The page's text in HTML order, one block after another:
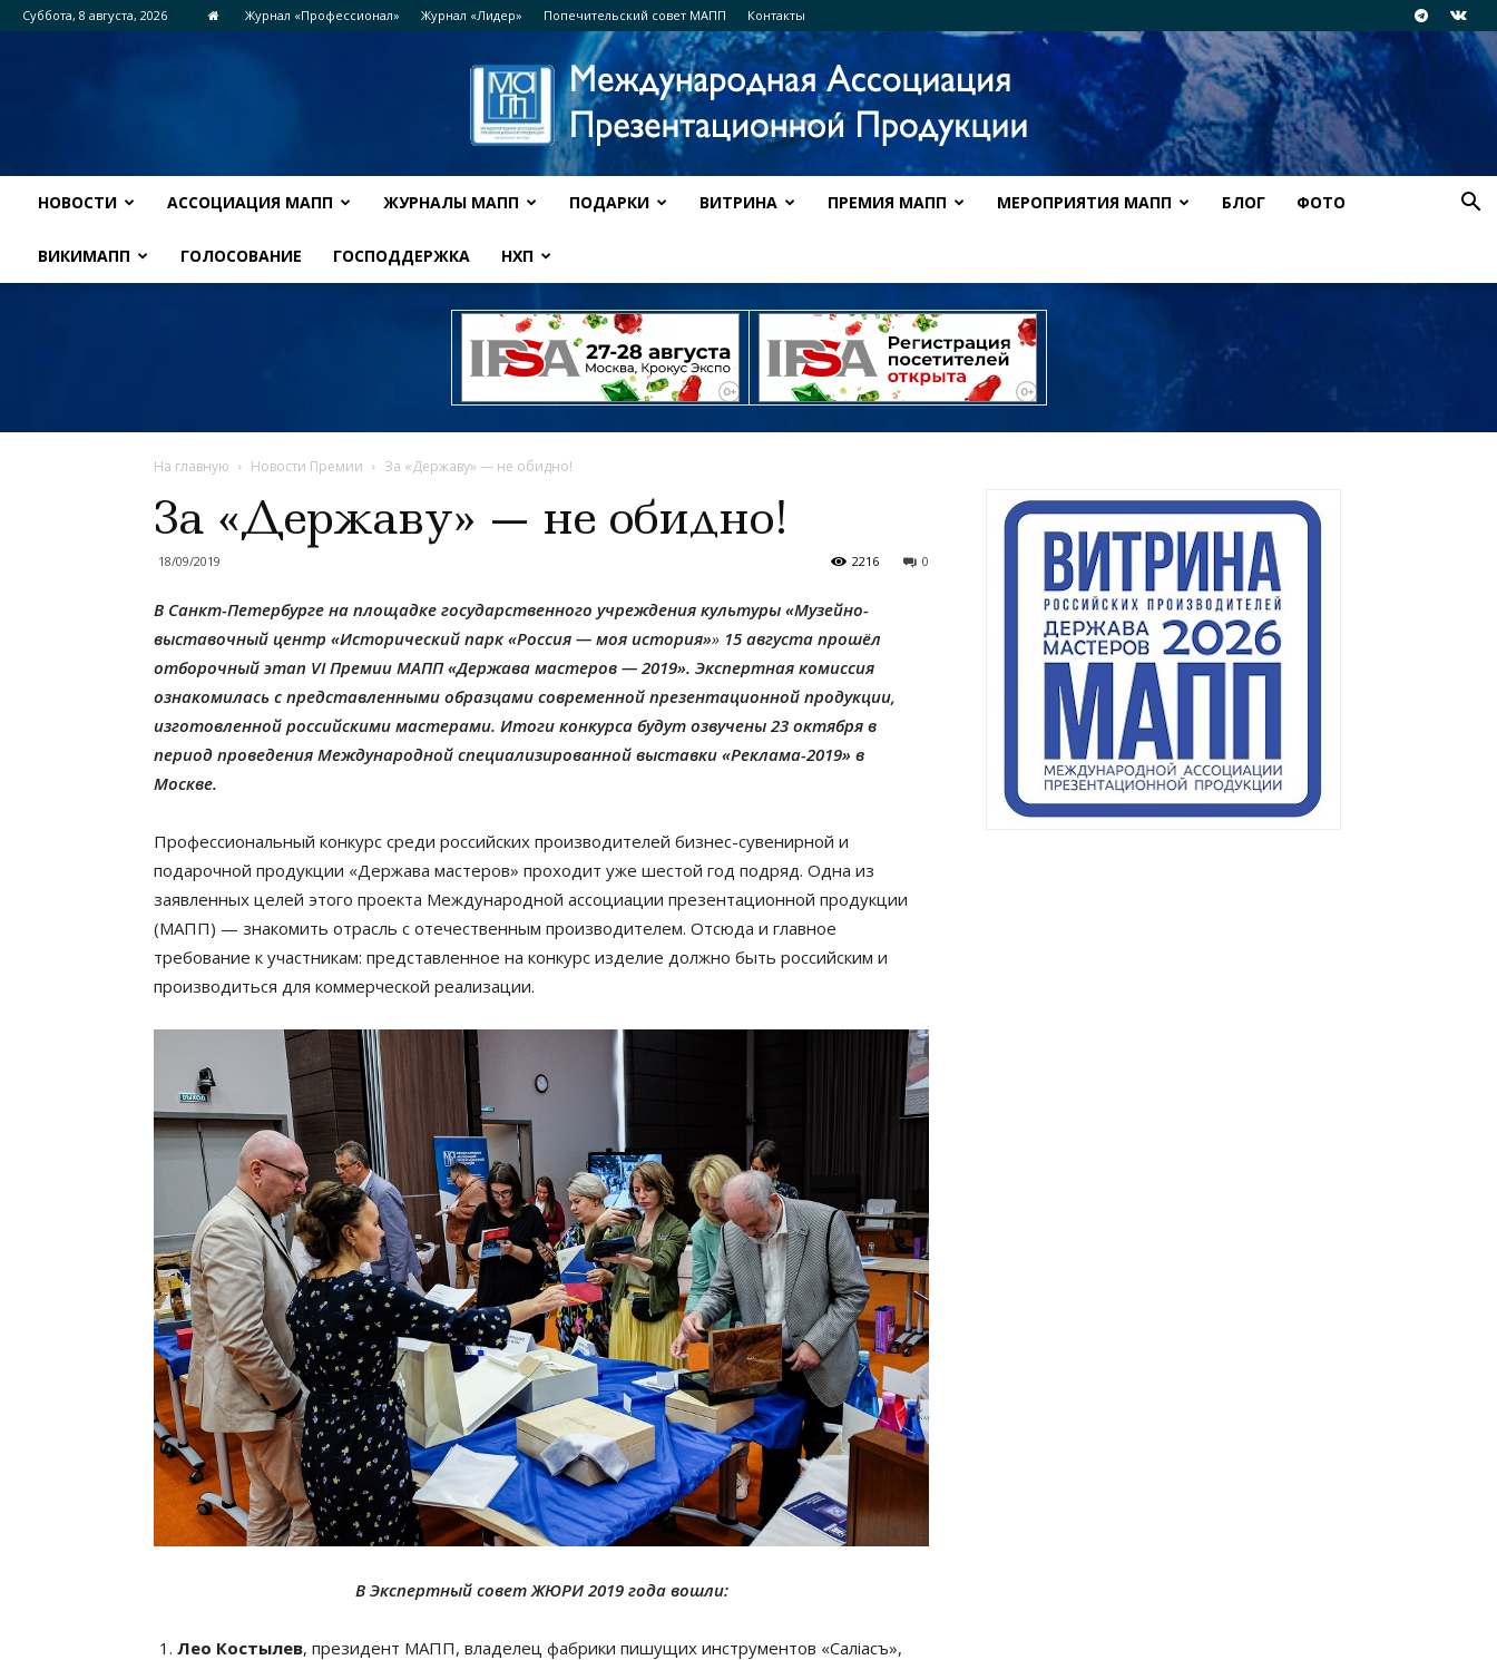
Суббота, 8 августа, 2026 Журнал «Профессионал» Журнал «Лидер» Попечительский совет МАПП Контакты
НОВОСТИ АССОЦИАЦИЯ МАПП ЖУРНАЛЫ МАПП ПОДАРКИ ВИТРИНА ПРЕМИЯ МАПП МЕРОПРИЯТИЯ МАПП БЛОГ ФОТО
ВИКИМАПП ГОЛОСОВАНИЕ ГОСПОДДЕРЖКА НХП
На главную Новости Премии За «Державу» — не обидно!
За «Державу» — не обидно!
18/09/2019 0
2216
В Санкт-Петербурге на площадке государственного учреждения культуры «Музейно-
выставочный центр «Исторический парк «Россия — моя история»» 15 августа прошёл
отборочный этап VI Премии МАПП «Держава мастеров — 2019». Экспертная комиссия
ознакомилась с представленными образцами современной презентационной продукции,
изготовленной российскими мастерами. Итоги конкурса будут озвучены 23 октября в
период проведения Международной специализированной выставки «Реклама-2019» в
Москве.
Профессиональный конкурс среди российских производителей бизнес-сувенирной и
подарочной продукции «Держава мастеров» проходит уже шестой год подряд. Одна из
заявленных целей этого проекта Международной ассоциации презентационной продукции
(МАПП) — знакомить отрасль с отечественным производителем. Отсюда и главное
требование к участникам: представленное на конкурс изделие должно быть российским и
производиться для коммерческой реализации.
В Экспертный совет ЖЮРИ 2019 года вошли:
Лео Костылев, президент МАПП, владелец фабрики пишущих инструментов «Салiасъ»,